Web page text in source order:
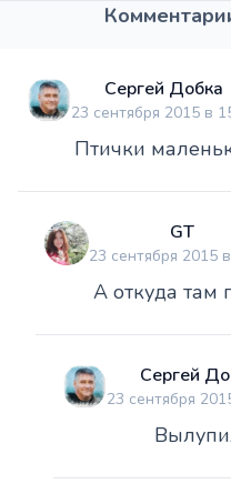
Сергей Добка
23 сентября 2015 в
Птички
GT
23 сентября 2015
А откуда там
Сергей
23 сентября